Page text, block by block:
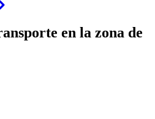
en la zona de